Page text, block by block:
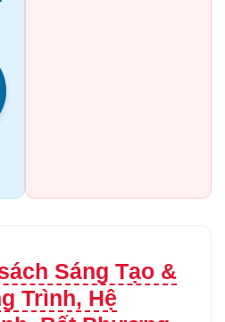
Sáng Tạo &
Trình, Hệ